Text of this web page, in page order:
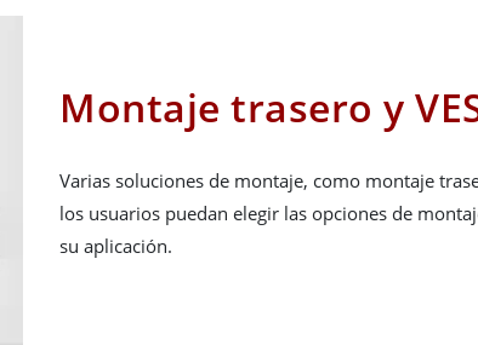
Montaje trasero y
Varias soluciones de montaje, como montaje
los usuarios puedan elegir las opciones de
su aplicación.